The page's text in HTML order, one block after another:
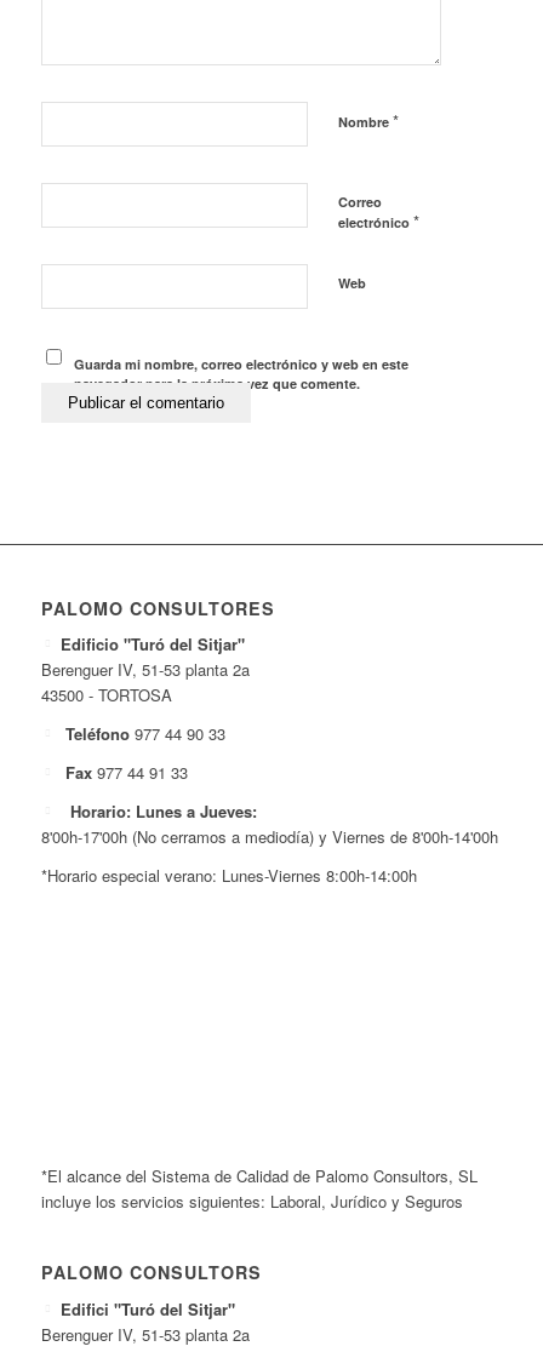
Nombre *
Correo
electrónico *
Web
Guarda mi nombre, correo electrónico y web en este
navegador para la próxima vez que comente.
PALOMO CONSULTORES
Edificio "Turó del Sitjar"
Berenguer IV, 51-53 planta 2a
43500 - TORTOSA
Teléfono 977 44 90 33
Fax 977 44 91 33
Horario: Lunes a Jueves:
8'00h-17'00h (No cerramos a mediodía) y Viernes de 8'00h-14'00h
*Horario especial verano: Lunes-Viernes 8:00h-14:00h
*El alcance del Sistema de Calidad de Palomo Consultors, SL
incluye los servicios siguientes: Laboral, Jurídico y Seguros
PALOMO CONSULTORS
Edifici "Turó del Sitjar"
Berenguer IV, 51-53 planta 2a